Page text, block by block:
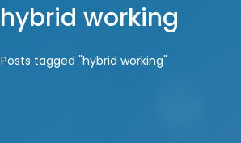
hybrid working
Posts tagged "hybrid working"